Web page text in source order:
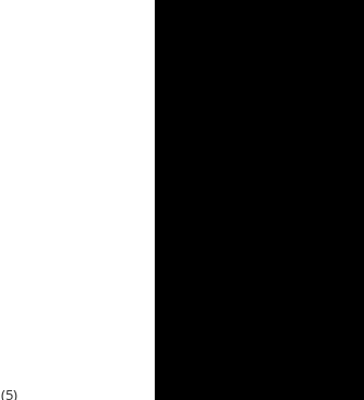
(5)